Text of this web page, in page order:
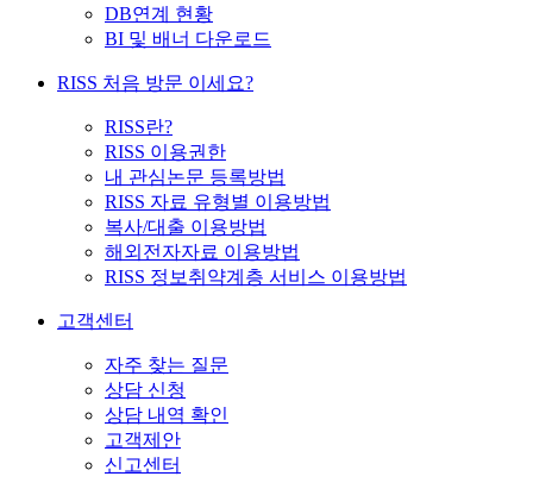
DB연계 현황
BI 및 배너 다운로드
RISS 처음 방문 이세요?
RISS란?
RISS 이용권한
내 관심논문 등록방법
RISS 자료 유형별 이용방법
복사/대출 이용방법
해외전자자료 이용방법
RISS 정보취약계층 서비스 이용방법
고객센터
자주 찾는 질문
상담 신청
상담 내역 확인
고객제안
신고센터